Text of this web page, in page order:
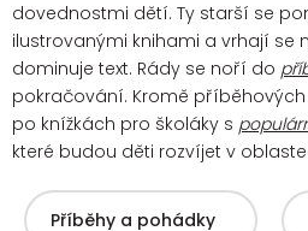
dovednostmi dětí. Ty starší se
ilustrovanými knihami a vrhají se
dominuje text. Rády se noří do
pokračování. Kromě
po knížkách pro školáky s
které budou děti rozvíjet v
Příběhy a pohádky